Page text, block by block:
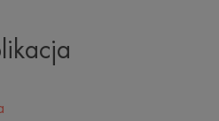
skórnych.
bezzapachowy do